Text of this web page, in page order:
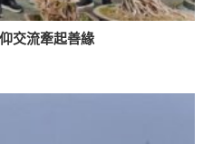
交流牽起善緣